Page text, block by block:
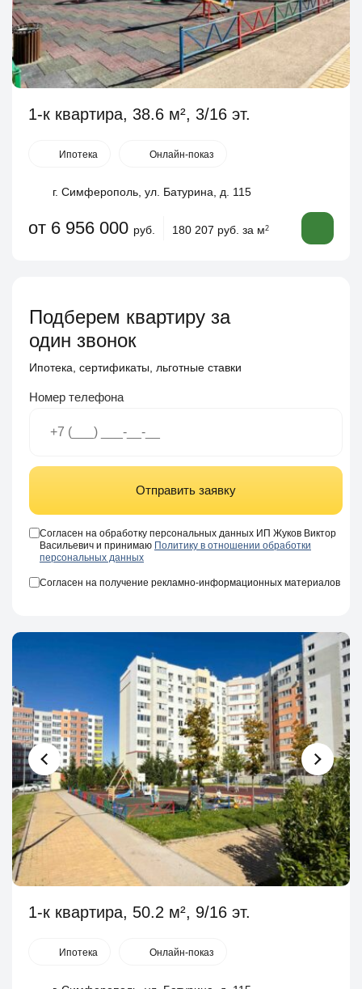
1-к квартира, 38.6 м², 3/16 эт.
Ипотека Онлайн-показ
г. Симферополь, ул. Батурина, д. 115
от 6 956 000 руб. 180 207 руб. за м2
Подберем квартиру за
один звонок
Ипотека, сертификаты, льготные ставки
Номер телефона
Отправить заявку
Согласен на обработку персональных данных ИП Жуков Виктор
Васильевич и принимаю Политику в отношении обработки
персональных данных
Согласен на получение рекламно-информационных материалов
1-к квартира, 50.2 м², 9/16 эт.
Ипотека Онлайн-показ